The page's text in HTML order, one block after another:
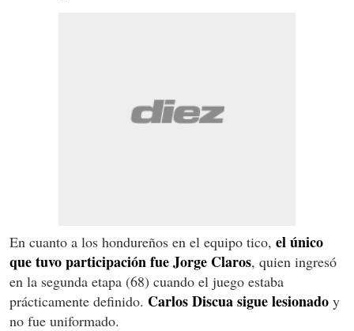
En cuanto a los hondureños en el equipo tico, el único
que tuvo participación fue Jorge Claros, quien ingresó
en la segunda etapa (68) cuando el juego estaba
prácticamente definido. Carlos Discua sigue lesionado y
no fue uniformado.